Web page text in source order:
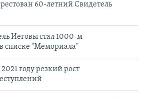
60-летний Свидетель
Иеговы стал 1000-м
списке "Мемориала"
году резкий рост